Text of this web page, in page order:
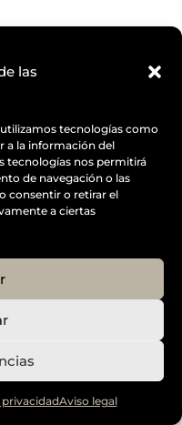
las
tecnologías como
a la información del
tecnologías nos permitirá
de navegación o las
consentir o retirar el
a ciertas
Aviso legal
created by